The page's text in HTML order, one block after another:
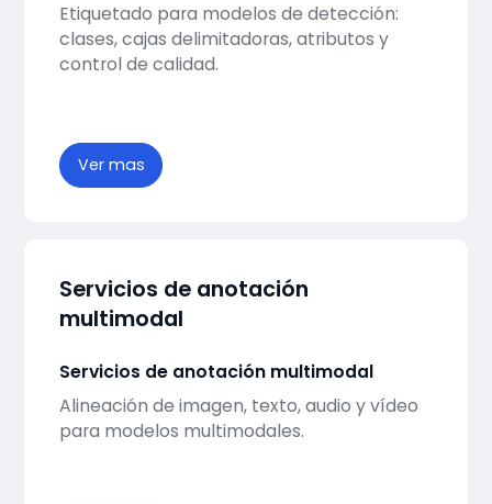
Etiquetado para modelos de detección:
clases, cajas delimitadoras, atributos y
control de calidad.
Ver mas
Servicios de anotación
multimodal
Servicios de anotación multimodal
Alineación de imagen, texto, audio y vídeo
para modelos multimodales.